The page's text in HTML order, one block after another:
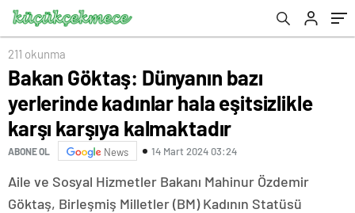
kalmaktadır
211 okunma
Bakan Göktaş: Dünyanın bazı
yerlerinde kadınlar hala eşitsizlikle
karşı karşıya kalmaktadır
ABONE OL News 14 Mart 2024 03:24
Aile ve Sosyal Hizmetler Bakanı Mahinur Özdemir
Göktaş, Birleşmiş Milletler (BM) Kadının Statüsü